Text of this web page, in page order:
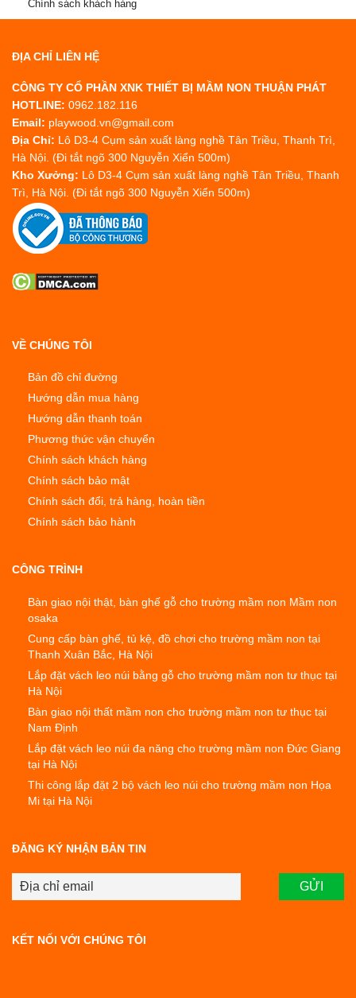
Chính sách khách hàng
ĐỊA CHỈ LIÊN HỆ
CÔNG TY CỔ PHẦN XNK THIẾT BỊ MẦM NON THUẬN PHÁT
HOTLINE: 0962.182.116
Email: playwood.vn@gmail.com
Địa Chỉ: Lô D3-4 Cụm sản xuất làng nghề Tân Triều, Thanh Trì,
Hà Nội. (Đi tắt ngõ 300 Nguyễn Xiển 500m)
Kho Xưởng: Lô D3-4 Cụm sản xuất làng nghề Tân Triều, Thanh
Trì, Hà Nội. (Đi tắt ngõ 300 Nguyễn Xiển 500m)
VỀ CHÚNG TÔI
Bản đồ chỉ đường
Hướng dẫn mua hàng
Hướng dẫn thanh toán
Phương thức vận chuyển
Chính sách khách hàng
Chính sách bảo mật
Chính sách đổi, trả hàng, hoàn tiền
Chính sách bảo hành
CÔNG TRÌNH
Bàn giao nội thật, bàn ghế gỗ cho trường mầm non Mầm non
osaka
Cung cấp bàn ghế, tủ kệ, đồ chơi cho trường mầm non tại
Thanh Xuân Bắc, Hà Nội
Lắp đặt vách leo núi bằng gỗ cho trường mầm non tư thục tại
Hà Nội
Bàn giao nội thất mầm non cho trường mầm non tư thục tại
Nam Định
Lắp đặt vách leo núi đa năng cho trường mầm non Đức Giang
tại Hà Nội
Thi công lắp đặt 2 bộ vách leo núi cho trường mầm non Họa
Mi tại Hà Nội
ĐĂNG KÝ NHẬN BẢN TIN
KẾT NỐI VỚI CHÚNG TÔI